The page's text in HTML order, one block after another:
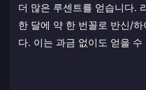
더 많은 루센트를 얻습니다.
한 달에 약 한 번꼴로 반신/
다. 이는 과금 없이도 얻을